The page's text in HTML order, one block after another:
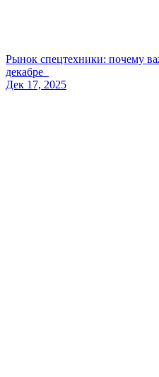
Рынок спецтехники: почему
декабре
Дек 17, 2025